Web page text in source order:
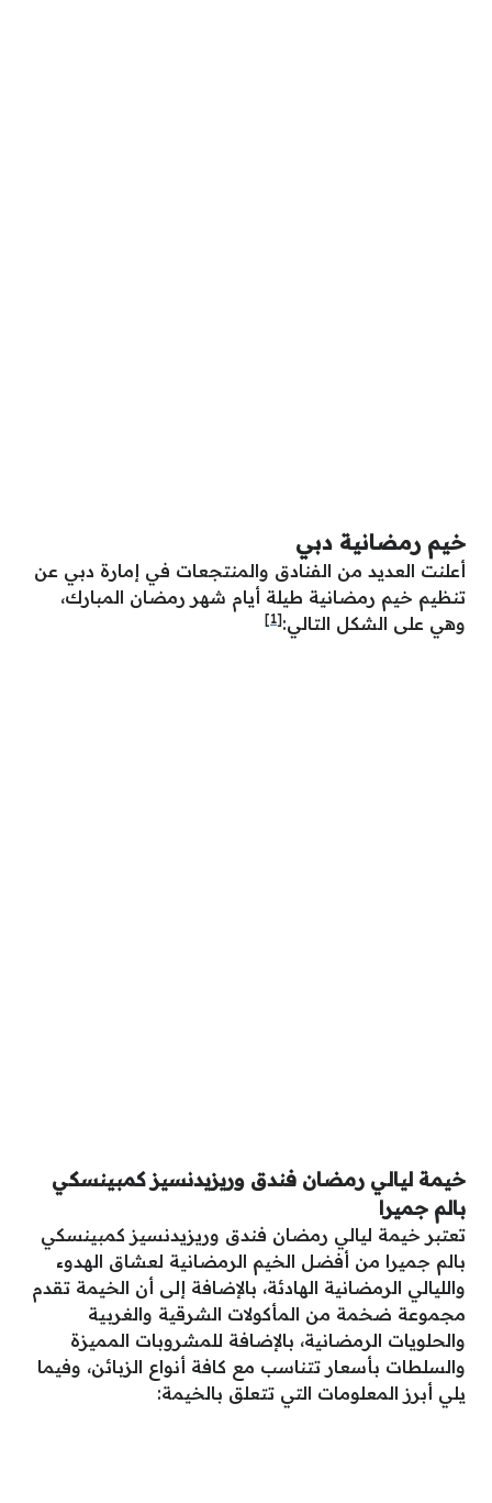
خيم رمضانية دبي
أعلنت العديد من الفنادق والمنتجعات في إمارة دبي عن
تنظيم خيم رمضانية طيلة أيام شهر رمضان المبارك،
وهي على الشكل التالي:[1]
خيمة ليالي رمضان فندق وريزيدنسيز كمبينسكي
بالم جميرا
تعتبر خيمة ليالي رمضان فندق وريزيدنسيز كمبينسكي
بالم جميرا من أفضل الخيم الرمضانية لعشاق الهدوء
والليالي الرمضانية الهادئة، بالإضافة إلى أن الخيمة تقدم
مجموعة ضخمة من المأكولات الشرقية والغربية
والحلويات الرمضانية، بالإضافة للمشروبات المميزة
والسلطات بأسعار تتناسب مع كافة أنواع الزبائن، وفيما
يلي أبرز المعلومات التي تتعلق بالخيمة: